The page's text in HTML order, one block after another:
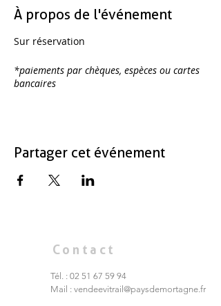
À propos de l'événement
Sur réservation
*paiements par chèques, espèces ou cartes
bancaires
Partager cet événement
Contact
Tél. : 02 51 67 59 94
Mail : vendeevitrail@paysdemortagne.fr